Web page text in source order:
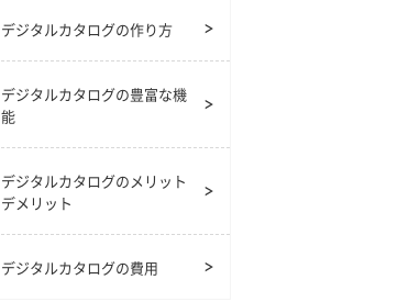
デジタルカタログの作り方
デジタルカタログの豊富な機
能
デジタルカタログのメリット
デメリット
デジタルカタログの費用